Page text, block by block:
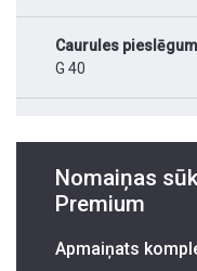
Caurules
G 40
Nomaiņas
Premium
Apmaiņats